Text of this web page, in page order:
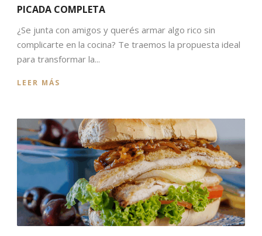
PICADA COMPLETA
¿Se junta con amigos y querés armar algo rico sin
complicarte en la cocina? Te traemos la propuesta ideal
para transformar la...
LEER MÁS